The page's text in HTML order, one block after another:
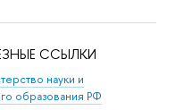
ССЫЛКИ
науки и
образования РФ